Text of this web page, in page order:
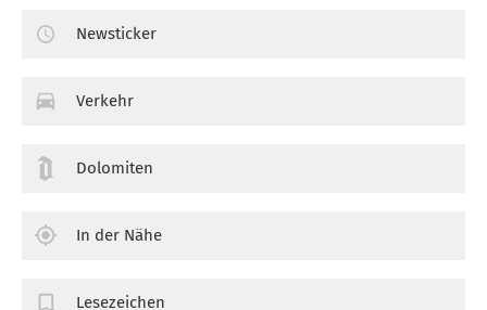
Newsticker
Verkehr
Dolomiten
In der Nähe
Lesezeichen